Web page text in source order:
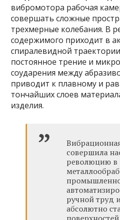
вибромотора рабочая
совершать сложные
трехмерные колебания. В
содержимого приходит в
спиралевидной
постоянное трение и
соударения между
приводит к плавному и
тончайших слоев
изделия.
совершила
революцию в
ручной труд
абсолютно